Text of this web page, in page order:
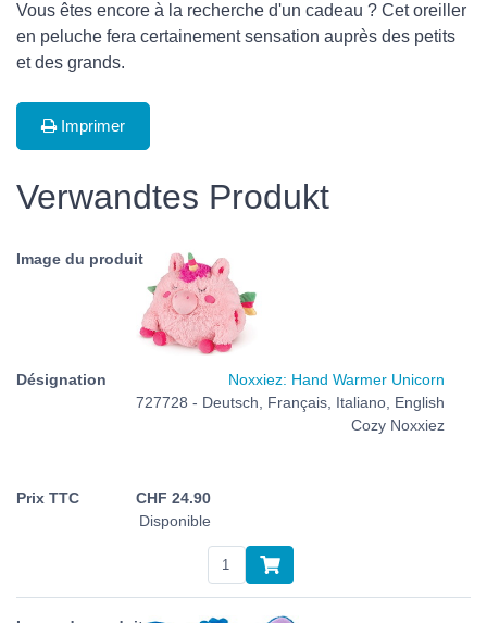
Vous êtes encore à la recherche d'un cadeau ? Cet oreiller
en peluche fera certainement sensation auprès des petits
et des grands.
Imprimer
Verwandtes Produkt
Noxxiez: Hand Warmer Unicorn
727728 - Deutsch, Français, Italiano, English
Cozy Noxxiez
CHF 24.90
Disponible